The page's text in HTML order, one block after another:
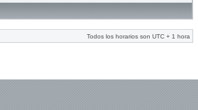
Todos los horarios son UTC + 1 hora